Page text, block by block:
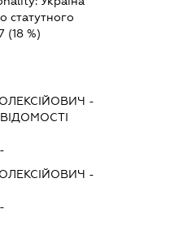
статутного
(18 %)
-
ВІДОМОСТІ
-